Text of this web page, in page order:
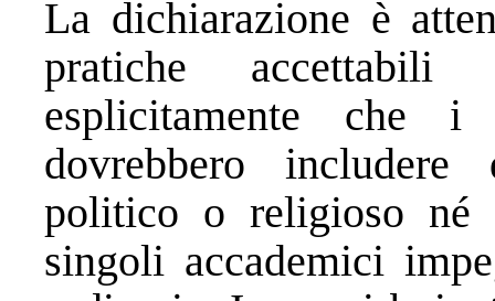
La dichiarazione è
pratiche
esplicitamente che i
dovrebbero
politico o religioso né
singoli accademici